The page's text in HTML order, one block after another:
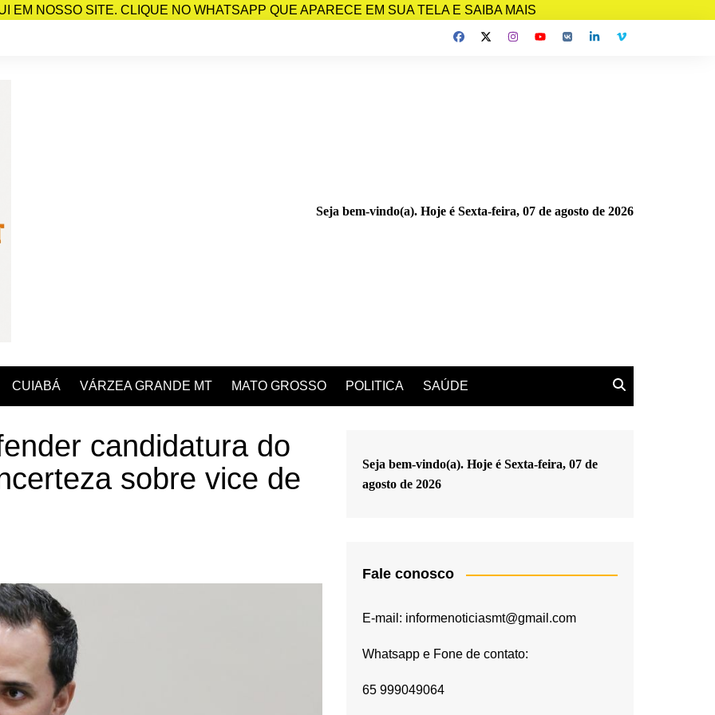
EM NOSSO SITE. CLIQUE NO WHATSAPP QUE APARECE EM SUA TELA E SAIBA MAIS
Seja bem-vindo(a). Hoje é Sexta-feira, 07 de agosto de 2026
CUIABÁ VÁRZEA GRANDE MT MATO GROSSO POLITICA SAÚDE
candidatura do
sobre vice de
Seja bem-vindo(a). Hoje é Sexta-feira, 07 de
agosto de 2026
Fale conosco
E-mail: informenoticiasmt@gmail.com
Whatsapp e Fone de contato:
65 999049064